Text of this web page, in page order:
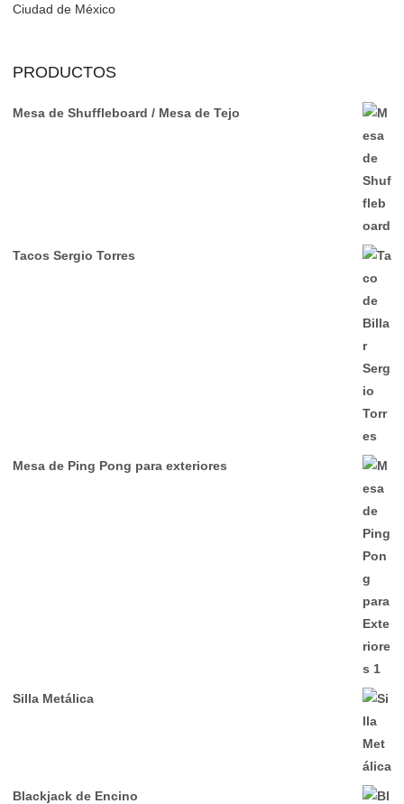
Ciudad de México
PRODUCTOS
Mesa de Shuffleboard / Mesa de Tejo
Tacos Sergio Torres
Mesa de Ping Pong para exteriores
Silla Metálica
Blackjack de Encino